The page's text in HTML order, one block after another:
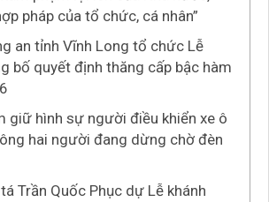
pháp của tổ chức, cá nhân”
an tỉnh Vĩnh Long tổ chức Lễ
bố quyết định thăng cấp bậc hàm
giữ hình sự người điều khiển xe ô
hai người đang dừng chờ đèn
Trần Quốc Phục dự Lễ khánh